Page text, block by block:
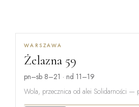
WARSZAWA
Żelazna 59
pn–sb 8–21 · nd 11–19
Wola, przecznica od alei Solidarności —